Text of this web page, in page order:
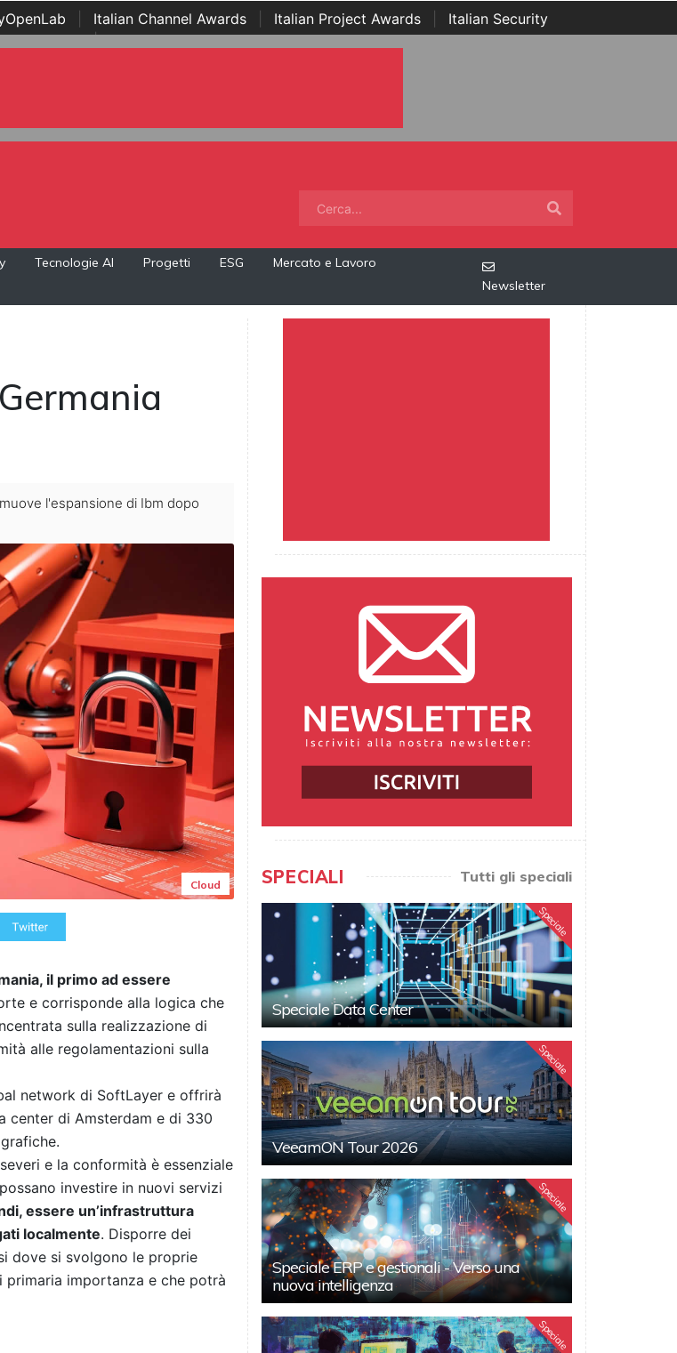
Italian Channel Awards Italian Project Awards
Italian Security
Awards | ...
Tecnologie AI Progetti ESG
Mercato e Lavoro
Newsletter
l'espansione di Ibm dopo
Cloud
il primo ad essere
e corrisponde alla logica che
sulla realizzazione di
alle regolamentazioni sulla
network di SoftLayer e offrirà
center di Amsterdam e di 330
e la conformità è essenziale
investire in nuovi servizi
essere un’infrastruttura
localmente. Disporre dei
dove si svolgono le proprie
primaria importanza e che potrà
SPECIALI Tutti gli speciali
Speciale
Speciale Data Center
Speciale
VeeamON Tour 2026
Speciale
Speciale ERP e gestionali - Verso una
nuova intelligenza
Speciale